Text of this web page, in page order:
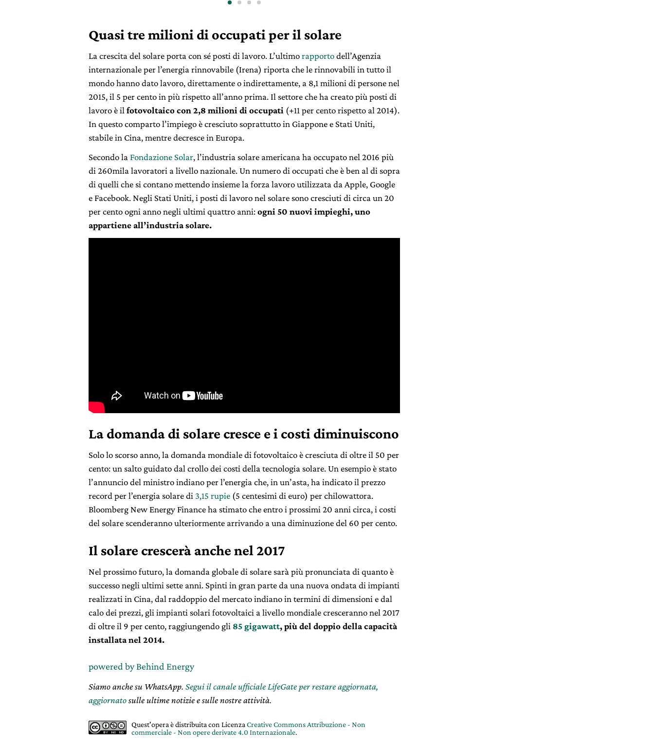
Quasi tre milioni di occupati per il solare
La crescita del solare porta con sé posti di lavoro. L’ultimorapportodell’Agenzia
internazionale per l’energia rinnovabile (Irena) riporta che le rinnovabili in tutto il
mondo hanno dato lavoro, direttamente o indirettamente, a 8,1 milioni di persone nel
2015, il 5 per cento in più rispetto all’anno prima. Il settore che ha creato più posti di
lavoro è ilfotovoltaico con 2,8 milioni di occupati (+11 per cento rispetto al 2014).
In questo comparto l’impiego è cresciuto soprattutto in Giappone e Stati Uniti,
stabile in Cina, mentre decresce in Europa.
Secondo la Fondazione Solar, l’industria solare americana ha occupato nel 2016 più
di 260mila lavoratori a livello nazionale. Un numero di occupati che è ben al di sopra
di quelli che si contano mettendo insieme la forza lavoro utilizzata da Apple, Google
e Facebook. Negli Stati Uniti, i posti di lavoro nel solare sono cresciuti di circa un 20
per cento ogni anno negli ultimi quattro anni:ogni 50 nuovi impieghi, uno
appartiene all’industria solare.
La domanda di solare cresce e i costi diminuiscono
Solo lo scorso anno, la domanda mondiale di fotovoltaico è cresciuta di oltre il 50 per
cento: un salto guidato dal crollo dei costi della tecnologia solare. Un esempio è stato
l’annuncio del ministro indiano per l’energia che, in un’asta, ha indicato il prezzo
record per l’energia solare di 3,15 rupie (5 centesimi di euro) per chilowattora.
Bloomberg New Energy Finance ha stimato che entro i prossimi 20 anni circa, i costi
del solare scenderanno ulteriormente arrivando a una diminuzione del 60 per cento.
Il solare crescerà anche nel 2017
Nel prossimo futuro, la domanda globale di solare sarà più pronunciata di quanto è
successo negli ultimi sette anni. Spinti in gran parte da una nuova ondata di impianti
realizzati in Cina, dal raddoppio del mercato indiano in termini di dimensioni e dal
calo dei prezzi, gli impianti solari fotovoltaici a livello mondiale cresceranno nel 2017
di oltre il 9 per cento, raggiungendo gli 85 gigawatt, più del doppio della capacità
installata nel 2014.
powered by Behind Energy
Siamo anche su WhatsApp. Segui il canale ufficiale LifeGate per restare aggiornata,
aggiornatosulle ultime notizie e sulle nostre attività.
Quest'opera è distribuita con Licenza Creative Commons Attribuzione - Non
commerciale - Non opere derivate 4.0 Internazionale.